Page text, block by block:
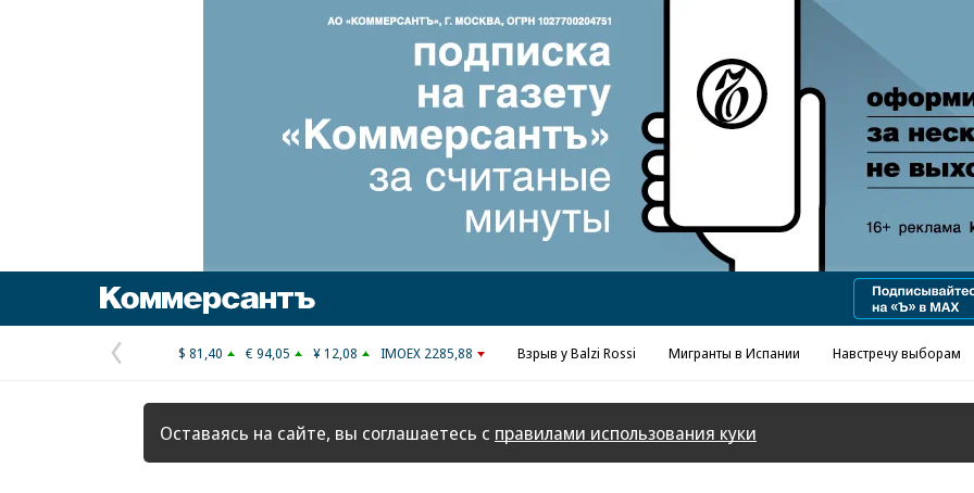
Реклама в «Ъ» www.kommersant.ru/ad
Предыдущая
страница
$ 81,40 € 94,05 ¥ 12,08 IMOEX 2285,88 Взрыв у Balzi Rossi Мигранты в Испании Навстречу выборам
Оставаясь на сайте, вы соглашаетесь с правилами использования куки